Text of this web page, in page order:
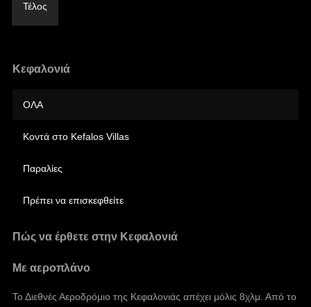
Τέλος
Κεφαλονιά
ΟΛΑ
Κοντά στο Kefalos Villas
Παραλίες
Πρέπει να επισκεφθείτε
Πώς να έρθετε στην Κεφαλονιά
Με αεροπλάνο
Το Διεθνές Αεροδρόμιο της Κεφαλονιάς απέχει μόλις 8χλμ. Από το